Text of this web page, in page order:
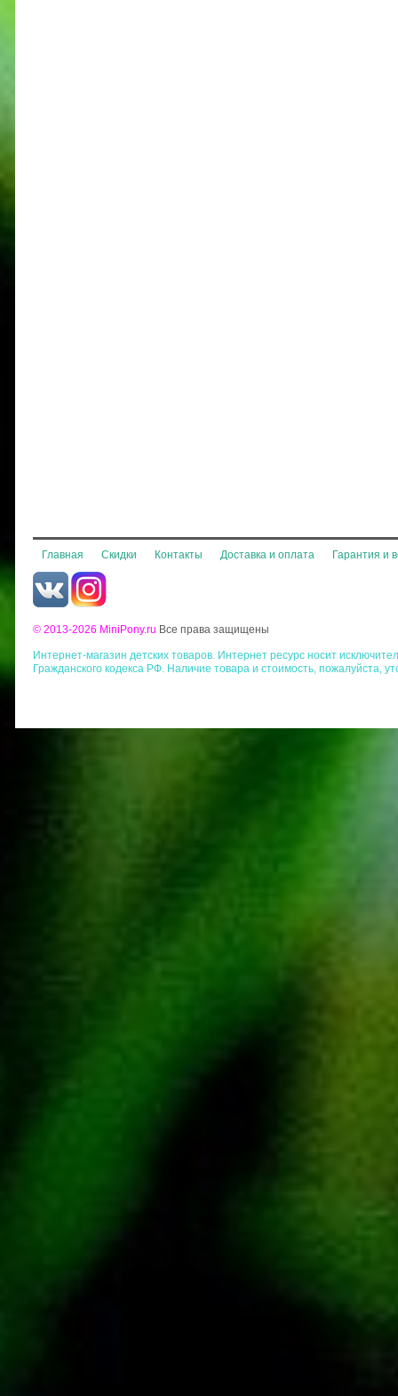
Главная Скидки Контакты Доставка и оплата Гарантия и
© 2013-2026 MiniPony.ru Все права защищены
Интернет-магазин детских товаров. Интернет ресурс носит
Гражданского кодекса РФ. Наличие товара и стоимость, пожалуйста,